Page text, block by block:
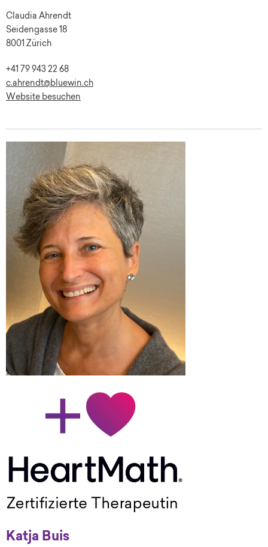
Claudia Ahrendt
Seidengasse 18
8001 Zürich
+41 79 943 22 68
c.ahrendt@bluewin.ch
Website besuchen
Katja Buis